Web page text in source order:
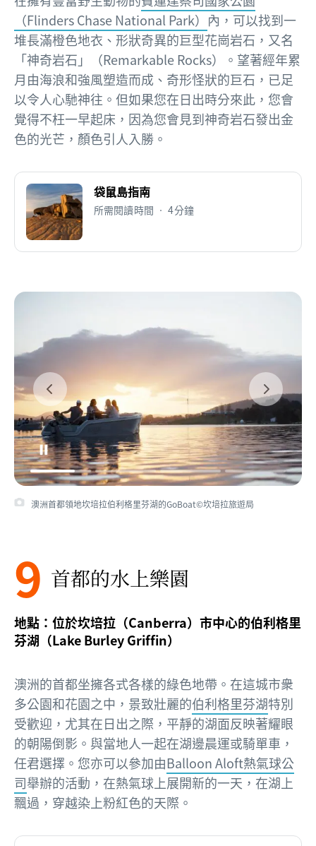
（Flinders Chase National Park） 內，可以找到一
堆長滿橙色地衣、形狀奇異的巨型花崗岩石，又名
「神奇岩石」（Remarkable Rocks）。望著經年累
月由海浪和強風塑造而成、奇形怪狀的巨石，已足
以令人心馳神往。但如果您在日出時分來此，您會
覺得不枉一早起床，因為您會見到神奇岩石發出金
色的光芒，顏色引人入勝。
袋鼠島指南
所需閱讀時間 • 4分鐘
澳洲首都領地坎培拉伯利格里芬湖的GoBoat©坎培拉旅遊局
9 首都的水上樂園
地點：位於坎培拉（Canberra）市中心的伯利格里
芬湖（Lake Burley Griffin）
澳洲的首都坐擁各式各樣的綠色地帶。在這城市衆
多公園和花園之中，景致壯麗的伯利格里芬湖特別
受歡迎，尤其在日出之際，平靜的湖面反映著耀眼
的朝陽倒影。與當地人一起在湖邊晨運或騎單車，
任君選擇。您亦可以參加由Balloon Aloft熱氣球公
司舉辦的活動，在熱氣球上展開新的一天，在湖上
飄過，穿越染上粉紅色的天際。